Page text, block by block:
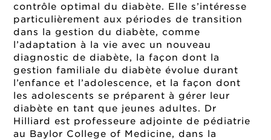
contrôle optimal du diabète. Elle s’intéresse
particulièrement aux périodes de transition
dans la gestion du diabète, comme
l’adaptation à la vie avec un nouveau
diagnostic de diabète, la façon dont la
gestion familiale du diabète évolue durant
l’enfance et l’adolescence, et la façon dont
les adolescents se préparent à gérer leur
diabète en tant que jeunes adultes. Dr
Hilliard est professeure adjointe de pédiatrie
au Baylor College of Medicine, dans la